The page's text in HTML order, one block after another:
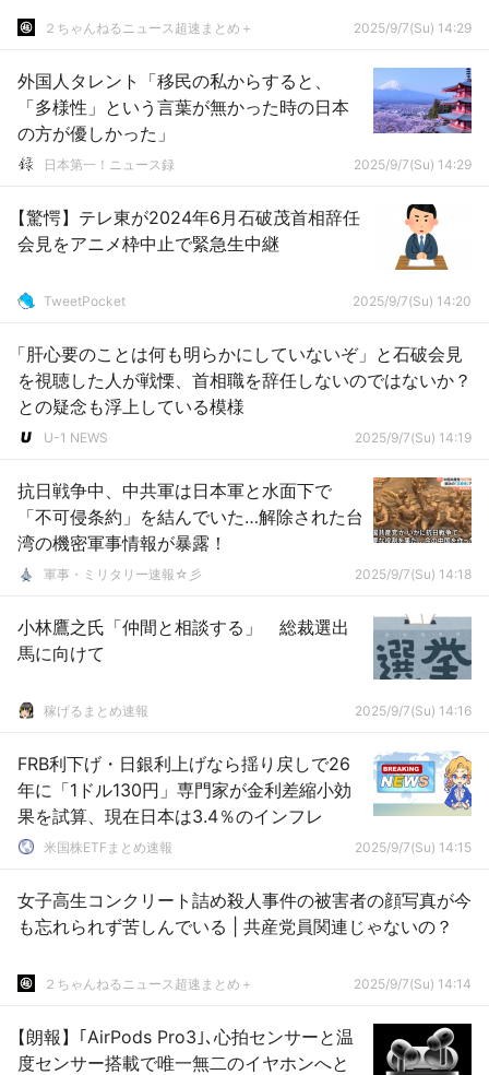
２ちゃんねるニュース超速まとめ＋ 2025/9/7(Su) 14:29
外国人タレント「移民の私からすると、
「多様性」という言葉が無かった時の日本
の方が優しかった」
日本第一！ニュース録 2025/9/7(Su) 14:29
【驚愕】テレ東が2024年6月石破茂首相辞任
会見をアニメ枠中止で緊急生中継
TweetPocket 2025/9/7(Su) 14:20
「肝心要のことは何も明らかにしていないぞ」と石破会見
を視聴した人が戦慄、首相職を辞任しないのではないか？
との疑念も浮上している模様
U-1 NEWS 2025/9/7(Su) 14:19
抗日戦争中、中共軍は日本軍と水面下で
「不可侵条約」を結んでいた…解除された台
湾の機密軍事情報が暴露！
軍事・ミリタリー速報☆彡 2025/9/7(Su) 14:18
小林鷹之氏「仲間と相談する」 総裁選出
馬に向けて
稼げるまとめ速報 2025/9/7(Su) 14:16
FRB利下げ・日銀利上げなら揺り戻しで26
年に「1ドル130円」専門家が金利差縮小効
果を試算、現在日本は3.4％のインフレ
米国株ETFまとめ速報 2025/9/7(Su) 14:15
女子高生コンクリート詰め殺人事件の被害者の顔写真が今
も忘れられず苦しんでいる | 共産党員関連じゃないの？
２ちゃんねるニュース超速まとめ＋ 2025/9/7(Su) 14:14
【朗報】｢AirPods Pro3｣､心拍センサーと温
度センサー搭載で唯一無二のイヤホンへと